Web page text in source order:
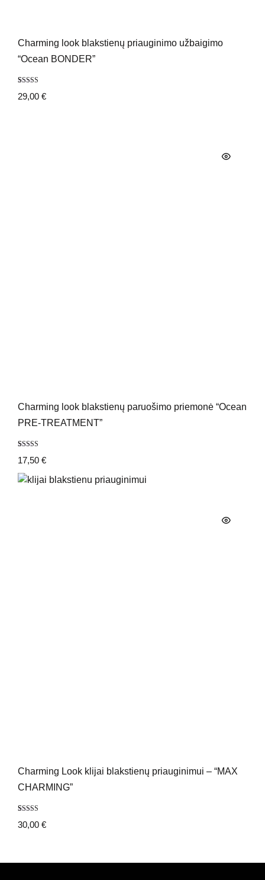
Charming look blakstienų priauginimo užbaigimo
“Ocean BONDER”
5.00iš 5
29,00 €
Charming look blakstienų paruošimo priemonė “Ocean
PRE-TREATMENT”
5.00iš 5
įvertinimų: )
17,50 €
Charming Look klijai blakstienų priauginimui – “MAX
CHARMING”
4.92iš 5
30,00 €